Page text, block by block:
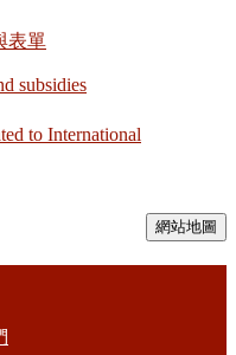
表單
subsidies
to International
網站地圖